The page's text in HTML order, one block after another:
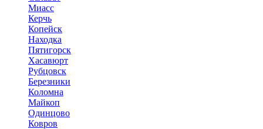
Миасс
Керчь
Копейск
Находка
Пятигорск
Хасавюрт
Рубцовск
Березники
Коломна
Майкоп
Одинцово
Ковров